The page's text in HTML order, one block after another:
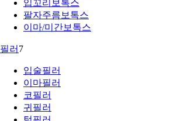
입꼬리보톡스
팔자주름보톡스
이마/미간보톡스
필러 7
입술필러
이마필러
코필러
귀필러